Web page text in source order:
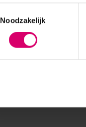
Noodzakelijk